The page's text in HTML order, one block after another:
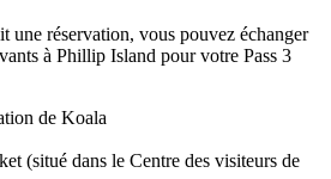
une réservation, vous pouvez échanger
à Phillip Island pour votre Pass 3
de Koala
(situé dans le Centre des visiteurs de